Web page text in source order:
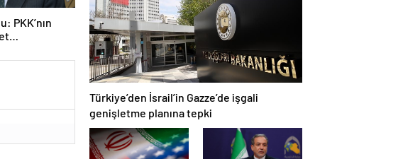
PKK’nın
Türkiye’den İsrail’in Gazze’de işgali
genişletme planına tepki